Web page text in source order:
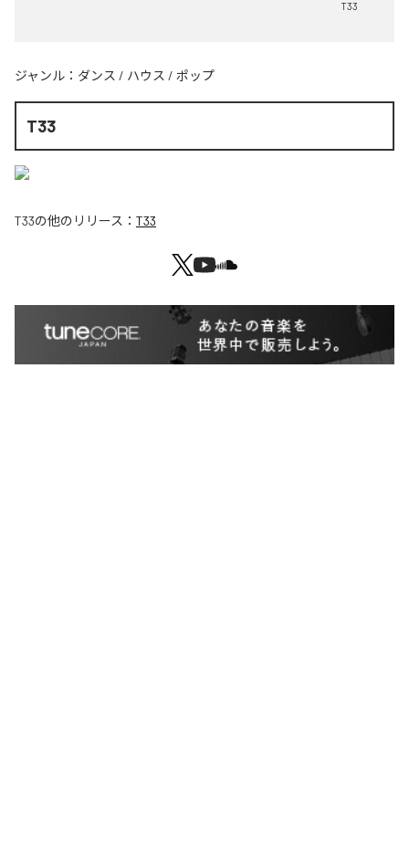
T33
ジャンル： ダンス / ハウス / ポップ
T33
T33の他のリリース： T33